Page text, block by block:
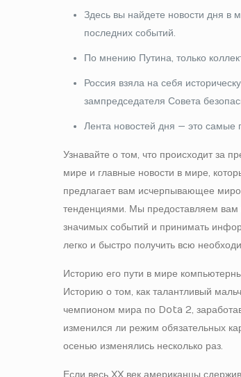
Здесь вы найдете новости дня в
последних событий.
По мнению Путина, только
Россия взяла на себя
зампредседателя Совета
Лента новостей дня — это самые
Узнавайте о том, что происходит за
мире и главные новости в мире,
предлагает вам исчерпывающее
тенденциями. Мы предоставляем вам
значимых событий и принимать
легко и быстро получить всю
Историю его пути в мире
Историю о том, как талантливый
чемпионом мира по Dota 2,
изменился ли режим обязательных
осенью изменялись несколько раз.
Если весь XX век американцы